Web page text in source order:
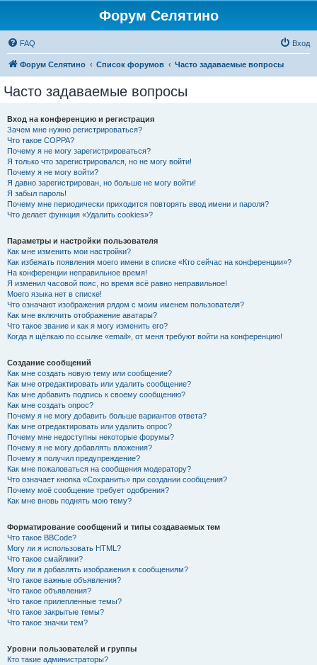
Форум Селятино
FAQ Вход
Форум Селятино Список форумов Часто задаваемые вопросы
Часто задаваемые вопросы
Вход на конференцию и регистрация
Зачем мне нужно регистрироваться?
Что такое COPPA?
Почему я не могу зарегистрироваться?
Я только что зарегистрировался, но не могу войти!
Почему я не могу войти?
Я давно зарегистрирован, но больше не могу войти!
Я забыл пароль!
Почему мне периодически приходится повторять ввод имени и пароля?
Что делает функция «Удалить cookies»?
Параметры и настройки пользователя
Как мне изменить мои настройки?
Как избежать появления моего имени в списке «Кто сейчас на конференции»?
На конференции неправильное время!
Я изменил часовой пояс, но время всё равно неправильное!
Моего языка нет в списке!
Что означают изображения рядом с моим именем пользователя?
Как мне включить отображение аватары?
Что такое звание и как я могу изменить его?
Когда я щёлкаю по ссылке «email», от меня требуют войти на конференцию!
Создание сообщений
Как мне создать новую тему или сообщение?
Как мне отредактировать или удалить сообщение?
Как мне добавить подпись к своему сообщению?
Как мне создать опрос?
Почему я не могу добавить больше вариантов ответа?
Как мне отредактировать или удалить опрос?
Почему мне недоступны некоторые форумы?
Почему я не могу добавлять вложения?
Почему я получил предупреждение?
Как мне пожаловаться на сообщения модератору?
Что означает кнопка «Сохранить» при создании сообщения?
Почему моё сообщение требует одобрения?
Как мне вновь поднять мою тему?
Форматирование сообщений и типы создаваемых тем
Что такое BBCode?
Могу ли я использовать HTML?
Что такое смайлики?
Могу ли я добавлять изображения к сообщениям?
Что такое важные объявления?
Что такое объявления?
Что такое прилепленные темы?
Что такое закрытые темы?
Что такое значки тем?
Уровни пользователей и группы
Кто такие администраторы?